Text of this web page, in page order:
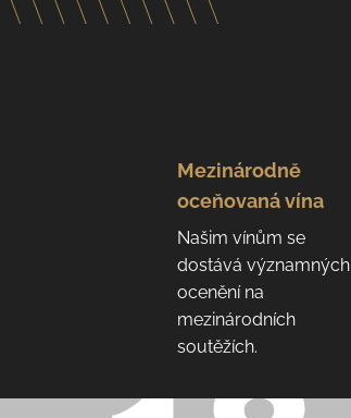
Mezinárodně
oceňovaná vína
Našim vínům se
dostává významných
ocenění na
mezinárodních
soutěžích.